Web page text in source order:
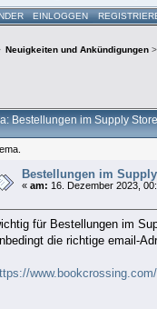
EINLOGGEN
Neuigkeiten und Ankündigungen>
Bestellungen im Supply
Bestellungen im
«am: 16. Dezember 2023,
für Bestellungen im
die richtige email-